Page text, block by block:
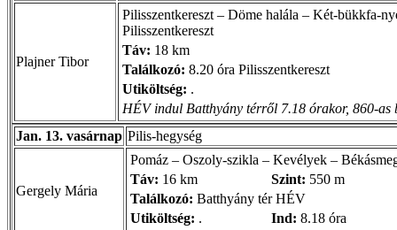
Plajner Tibor
Pilisszentkereszt – Döme halála – Két-bükkfa-
Pilisszentkereszt
Táv: 18 km
Találkozó: 8.20 óra Pilisszentkereszt
Utiköltség: .
HÉV indul Batthyány térről 7.18 órakor, 860-
Jan. 13. vasárnap Pilis-hegység
Gergely Mária
Pomáz – Oszoly-szikla – Kevélyek –
Táv: 16 km Szint: 550 m
Találkozó: Batthyány tér HÉV
Utiköltség: . Ind: 8.18 óra